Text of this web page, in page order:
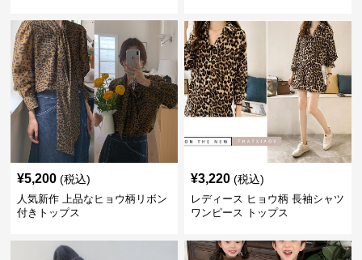
¥5,200 (税込)
人気新作 上品なヒョウ柄リボン
付きトップス
¥3,220 (税込)
レディース ヒョウ柄 長袖シャツ
ワンピース トップス